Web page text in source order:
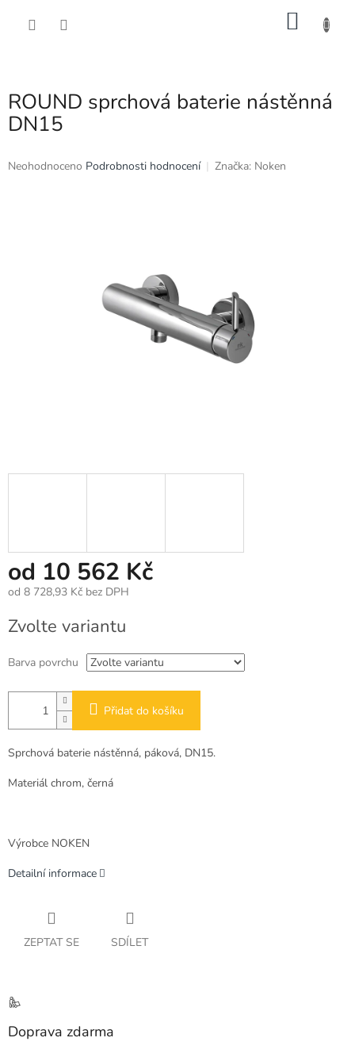
ROUND sprchová baterie nástěnná
DN15
Průměrné
Neohodnoceno Podrobnosti hodnocení Značka: Noken
od 10 562 Kč
od 8 728,93 Kč bez DPH
cena:
Zvolte variantu
Barva povrchu
Přidat do košíku
Sprchová baterie nástěnná, páková, DN15.
Materiál chrom, černá
Výrobce NOKEN
Detailní informace
ZEPTAT SE SDÍLET
Doprava zdarma